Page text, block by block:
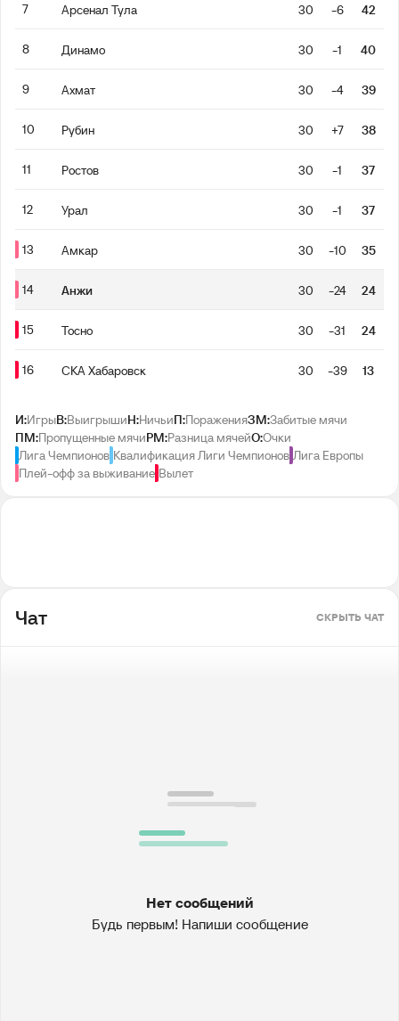
7 Арсенал Тула 30 -6 42
8 Динамо 30 -1 40
9 Ахмат 30 -4 39
10 Рубин 30 +7 38
11 Ростов 30 -1 37
12 Урал 30 -1 37
13 Амкар 30 -10 35
14 Анжи 30 -24 24
15 Тосно 30 -31 24
16 СКА Хабаровск 30 -39 13
И:ИгрыВ:ВыигрышиН:НичьиП:ПораженияЗМ:Забитые мячи
ПМ:Пропущенные мячиРМ:Разница мячейО:Очки
Лига Чемпионов Квалификация Лиги Чемпионов Лига Европы
Плей-офф за выживание Вылет
Чат СКРЫТЬ ЧАТ
Нет сообщений
Будь первым! Напиши сообщение